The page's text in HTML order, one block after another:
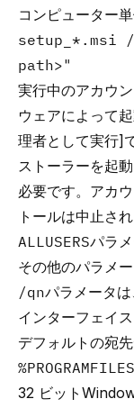
コンピューター
setup_*.msi /
path>"
実行中のアカウ
ウェアによって
理者として実行]
ストーラーを起
必要です。アカ
トールは中止され
ALLUSERSパラ
その他のパラメ
/qnパラメータ
インターフェイス
デフォルトの宛
32 ビット